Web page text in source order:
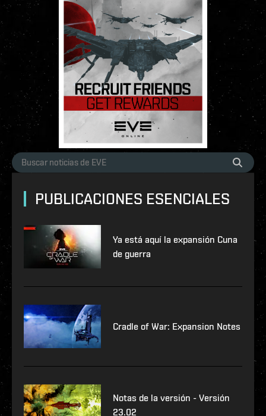
PUBLICACIONES ESENCIALES
Ya está aquí la expansión Cuna
de guerra
Cradle of War: Expansion Notes
Notas de la versión - Versión
23.02